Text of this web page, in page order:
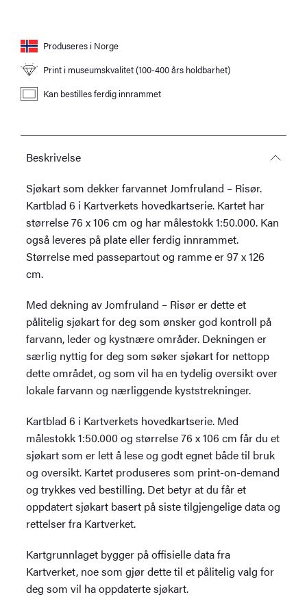
Produseres i Norge
Print i museumskvalitet (100-400 års holdbarhet)
Kan bestilles ferdig innrammet
Beskrivelse
Sjøkart som dekker farvannet Jomfruland – Risør.
Kartblad 6 i Kartverkets hovedkartserie. Kartet har
størrelse 76 x 106 cm og har målestokk 1:50.000. Kan
også leveres på plate eller ferdig innrammet.
Størrelse med passepartout og ramme er 97 x 126
cm.
Med dekning av Jomfruland – Risør er dette et
pålitelig sjøkart for deg som ønsker god kontroll på
farvann, leder og kystnære områder. Dekningen er
særlig nyttig for deg som søker sjøkart for nettopp
dette området, og som vil ha en tydelig oversikt over
lokale farvann og nærliggende kyststrekninger.
Kartblad 6 i Kartverkets hovedkartserie. Med
målestokk 1:50.000 og størrelse 76 x 106 cm får du et
sjøkart som er lett å lese og godt egnet både til bruk
og oversikt. Kartet produseres som print-on-demand
og trykkes ved bestilling. Det betyr at du får et
oppdatert sjøkart basert på siste tilgjengelige data og
rettelser fra Kartverket.
Kartgrunnlaget bygger på offisielle data fra
Kartverket, noe som gjør dette til et pålitelig valg for
deg som vil ha oppdaterte sjøkart.